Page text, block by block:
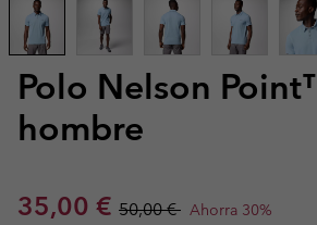
Polo Nelson
hombre
Sale price:
35,00 € Regular price:
50,00 € Ahorra 30%